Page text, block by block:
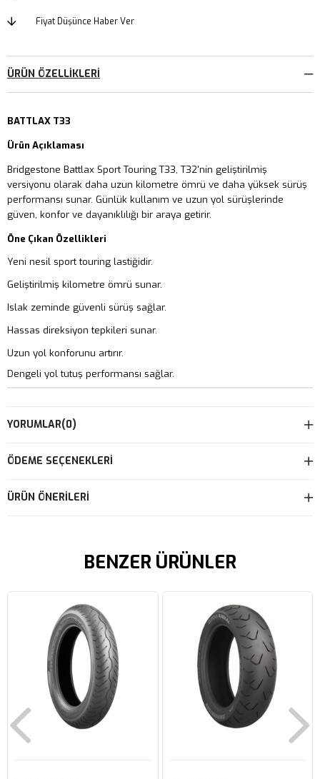
Fiyat Düşünce Haber Ver
ÜRÜN ÖZELLIKLERI
BATTLAX T33
Ürün Açıklaması
Bridgestone Battlax Sport Touring T33, T32'nin geliştirilmiş
versiyonu olarak daha uzun kilometre ömrü ve daha yüksek sürüş
performansı sunar. Günlük kullanım ve uzun yol sürüşlerinde
güven, konfor ve dayanıklılığı bir araya getirir.
Öne Çıkan Özellikleri
Yeni nesil sport touring lastiğidir.
Geliştirilmiş kilometre ömrü sunar.
Islak zeminde güvenli sürüş sağlar.
Hassas direksiyon tepkileri sunar.
Uzun yol konforunu artırır.
Dengeli yol tutuş performansı sağlar.
YORUMLAR(0)
ÖDEME SEÇENEKLERI
ÜRÜN ÖNERILERI
BENZER ÜRÜNLER